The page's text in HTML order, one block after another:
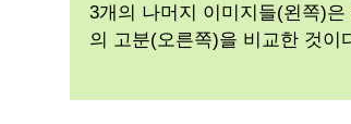
3개의 나머지 이미지들(왼쪽)
의 고분(오른쪽)을 비교한 것이